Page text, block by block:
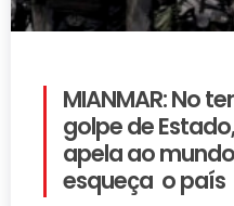
MIANMAR: No
golpe de
apela ao
esqueça o país